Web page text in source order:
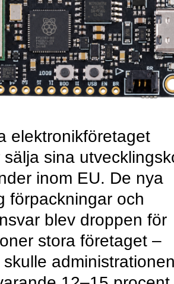
elektronikföretaget
sina
inom EU. De nya
förpackningar och
blev droppen för
stora företaget –